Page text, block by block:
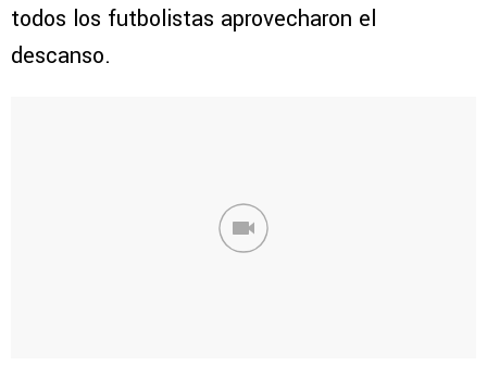
todos los futbolistas aprovecharon el
descanso.